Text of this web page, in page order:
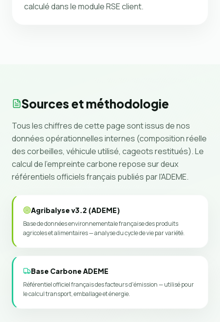
calculé dans le module RSE client.
Sources et méthodologie
Tous les chiffres de cette page sont issus de nos
données opérationnelles internes (composition réelle
des corbeilles, véhicule utilisé, cageots restitués). Le
calcul de l'empreinte carbone repose sur deux
référentiels officiels français publiés par l'ADEME.
Agribalyse v3.2 (ADEME)
Base de données environnementale française des produits
agricoles et alimentaires — analyse du cycle de vie par variété.
Base Carbone ADEME
Référentiel officiel français des facteurs d'émission — utilisé pour
le calcul transport, emballage et énergie.